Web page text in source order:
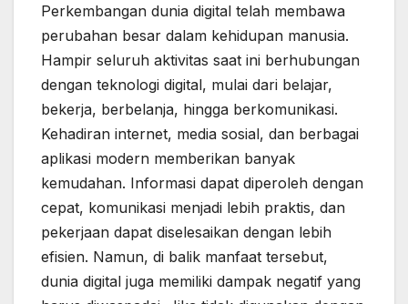
Perkembangan dunia digital telah membawa
perubahan besar dalam kehidupan manusia.
Hampir seluruh aktivitas saat ini berhubungan
dengan teknologi digital, mulai dari belajar,
bekerja, berbelanja, hingga berkomunikasi.
Kehadiran internet, media sosial, dan berbagai
aplikasi modern memberikan banyak
kemudahan. Informasi dapat diperoleh dengan
cepat, komunikasi menjadi lebih praktis, dan
pekerjaan dapat diselesaikan dengan lebih
efisien. Namun, di balik manfaat tersebut,
dunia digital juga memiliki dampak negatif yang